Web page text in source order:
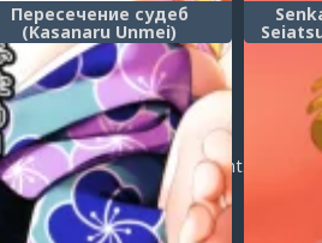
Пересечение судеб
(Kasanaru Unmei)
по
Post a comment
registerto post a comment.
Добавить комментарий